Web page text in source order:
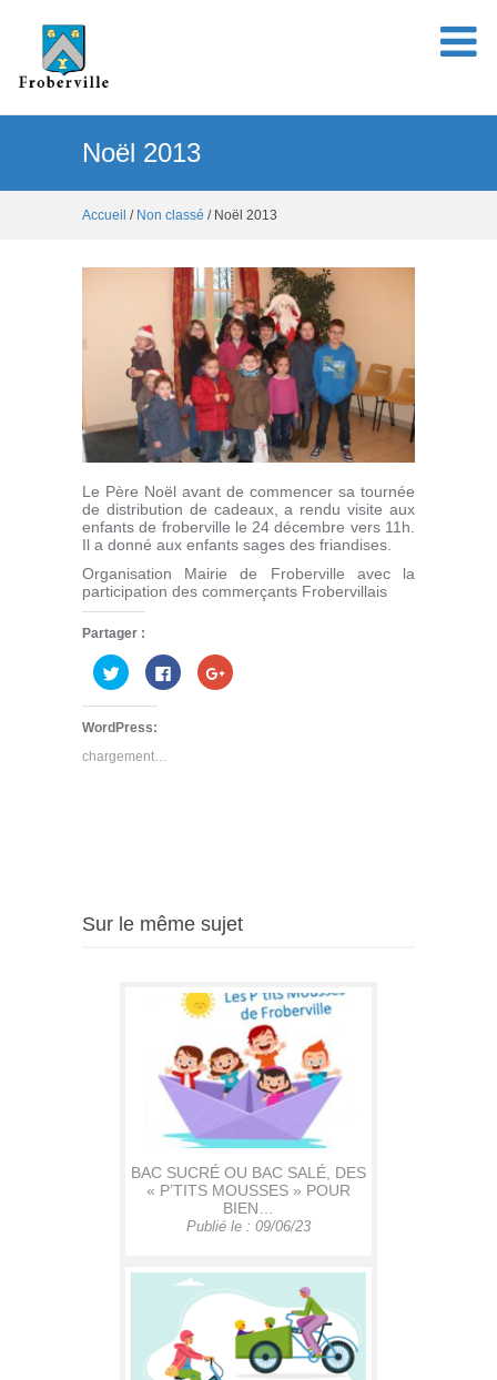
Noël 2013
Accueil / Non classé / Noël 2013
Le Père Noël avant de commencer sa tournée
de distribution de cadeaux, a rendu visite aux
enfants de froberville le 24 décembre vers 11h.
Il a donné aux enfants sages des friandises.
Organisation Mairie de Froberville avec la
participation des commerçants Frobervillais
Partager :
Cliquez
pour
partager
sur
Twitter(ouvre
dans
nouvelle
Cliquez
pour
partager
Cliquez
pour
WordPress:
chargement…
Sur le même sujet
BAC SUCRÉ OU BAC SALÉ, DES
« P’TITS MOUSSES » POUR
BIEN…
Publié le : 09/06/23